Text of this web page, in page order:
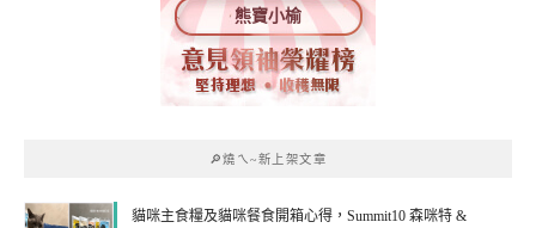
熊寶小榆
🔎燒ㄟ~新上架文章
貓咪主食糧及貓咪餐食開箱心得，Summit10 森咪特 &